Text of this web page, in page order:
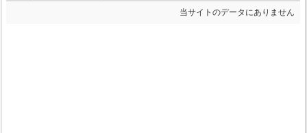
当サイトのデータにありません